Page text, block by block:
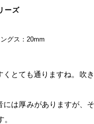
ーズ
グス：20mm
とても通りますね。吹
は厚みがありますが、